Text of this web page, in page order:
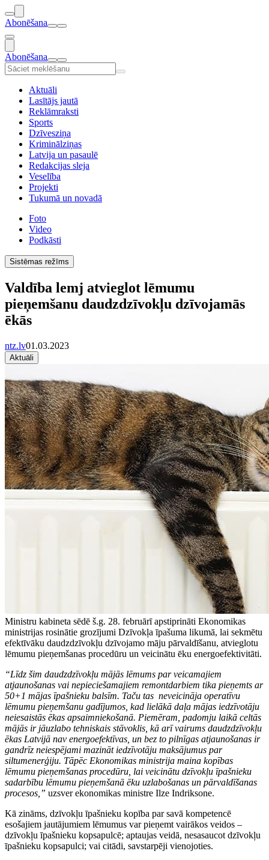
Abonēšana
Abonēšana
Aktuāli
Lasītājs jautā
Reklāmraksti
Sports
Dzīvesziņa
Kriminālziņas
Latvija un pasaulē
Redakcijas sleja
Veselība
Projekti
Tukumā un novadā
Foto
Video
Podkāsti
Sistēmas režīms
Valdība lemj atvieglot lēmumu
pieņemšanu daudzdzīvokļu dzīvojamās
ēkās
ntz.lv01.03.2023
Aktuāli
Ministru kabineta sēdē š.g. 28. februārī apstiprināti Ekonomikas
ministrijas rosinātie grozījumi Dzīvokļa īpašuma likumā, lai sekmētu
efektīvāku daudzdzīvokļu dzīvojamo māju pārvaldīšanu, atvieglotu
lēmumu pieņemšanas procedūru un veicinātu ēku energoefektivitāti.
“Līdz šim daudzdzīvokļu mājās lēmums parveicamajiem
atjaunošanas vai nepieciešamajiem remontdarbiem tika pieņemts ar
50+1 mājas īpašnieku balsīm. Taču tas neveicināja operatīvu
lēmumu pieņemšanu gadījumos, kad lielākā daļa mājas iedzīvotāju
neiesaistās ēkas apsaimniekošanā. Piemēram, padomju laikā celtās
mājās ir jāuzlabo tehniskais stāvoklis, kā arī vairums daudzdzīvokļu
ēkas Latvijā nav energoefektīvas, un bez to pilnīgas atjaunošanas ir
gandrīz neiespējami mazināt iedzīvotāju maksājumus par
siltumenerģiju. Tāpēc Ekonomikas ministrija maina kopības
lēmumu pieņemšanas procedūru, lai veicinātu dzīvokļu īpašnieku
sadarbību lēmumu pieņemšanā ēku uzlabošanas un pārvaldīšanas
procesos,” uzsver ekonomikas ministre Ilze Indriksone.
Kā zināms, dzīvokļu īpašnieku kopība par savā kompetencē
esošajiem jautājumiem lēmumus var pieņemt vairākos veidos –
dzīvokļu īpašnieku kopsapulcē; aptaujas veidā, nesasaucot dzīvokļu
īpašnieku kopsapulci; vai citādi, savstarpēji vienojoties.